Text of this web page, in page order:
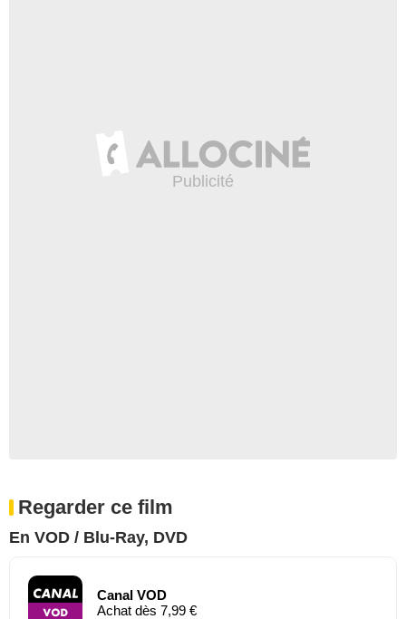
Regarder ce film
En VOD / Blu-Ray, DVD
Canal VOD
Achat dès 7,99 €